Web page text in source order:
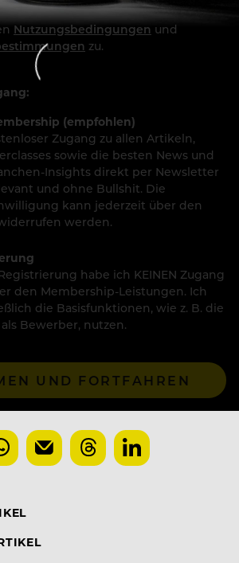
Nutzungsbedingungen und
zu.
(empfohlen)
Zugang zu allen Artikeln,
sowie die besten News und
Insights direkt per Newsletter
und ohne Bullshit. Die
kann jederzeit über den
werden.
habe ich KEINEN Zugang
den Membership-Leistungen. Ich
die Basisfunktionen, wie z. B. die
Bewerber, nutzen.
UND FORTFAHREN